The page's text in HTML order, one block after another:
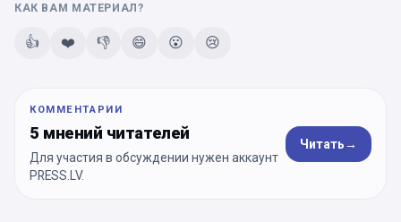
КАК ВАМ МАТЕРИАЛ?
👍 ❤️ 👎 😄 😮 😢
КОММЕНТАРИИ
5 мнений читателей
Для участия в обсуждении нужен аккаунт
PRESS.LV.
Читать→